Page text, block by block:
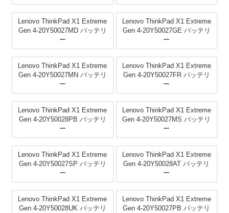
Lenovo ThinkPad X1 Extreme
Gen 4-20Y50027MD バッテリ
ー
Lenovo ThinkPad X1 Extreme
Gen 4-20Y50027GE バッテリ
ー
Lenovo ThinkPad X1 Extreme
Gen 4-20Y50027MN バッテリ
ー
Lenovo ThinkPad X1 Extreme
Gen 4-20Y50027FR バッテリ
ー
Lenovo ThinkPad X1 Extreme
Gen 4-20Y50028PB バッテリ
ー
Lenovo ThinkPad X1 Extreme
Gen 4-20Y50027MS バッテリ
ー
Lenovo ThinkPad X1 Extreme
Gen 4-20Y50027SP バッテリ
ー
Lenovo ThinkPad X1 Extreme
Gen 4-20Y50028AT バッテリ
ー
Lenovo ThinkPad X1 Extreme
Gen 4-20Y50028UK バッテリ
Lenovo ThinkPad X1 Extreme
Gen 4-20Y50027PB バッテリ